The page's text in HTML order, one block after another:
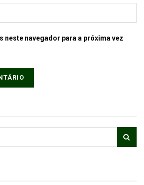
neste navegador para a próxima vez